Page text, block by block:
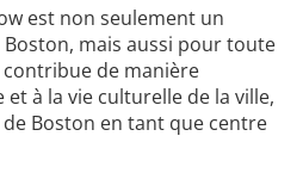
est non seulement un
mais aussi pour toute
de manière
à la vie culturelle de la ville,
Boston en tant que centre